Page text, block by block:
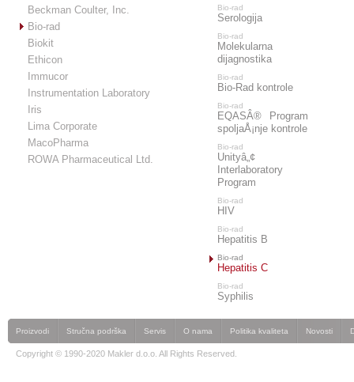
Beckman Coulter, Inc.
Bio-rad
Biokit
Ethicon
Immucor
Instrumentation Laboratory
Iris
Lima Corporate
MacoPharma
ROWA Pharmaceutical Ltd.
Bio-rad
Serologija
Bio-rad
Molekularna
dijagnostika
Bio-rad
Bio-Rad kontrole
Bio-rad
EQASÂ® Program
spoljaÅ¡nje kontrole
Bio-rad
Unityâ„¢
Interlaboratory
Program
Bio-rad
HIV
Bio-rad
Hepatitis B
Bio-rad
Hepatitis C
Bio-rad
Syphilis
Proizvodi Stručna podrška Servis O nama Politika kvaliteta Novosti
Copyright © 1990-2020 Makler d.o.o. All Rights Reserved.